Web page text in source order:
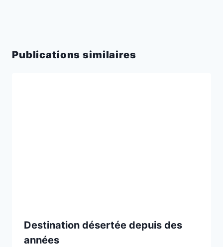
Publications similaires
Destination désertée depuis des
années